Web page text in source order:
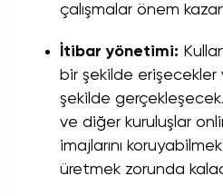
çalışmalar önem
İtibar yönetimi:
bir şekilde
şekilde
ve diğer kuruluşlar
imajlarını
üretmek zorunda